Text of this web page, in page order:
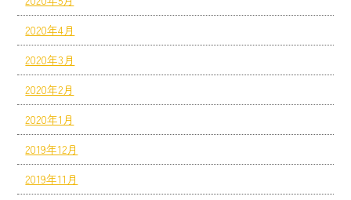
2020年4月
2020年3月
2020年2月
2020年1月
2019年12月
2019年11月